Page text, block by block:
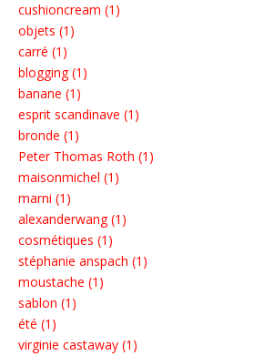
cushioncream (1)
objets (1)
carré (1)
blogging (1)
banane (1)
esprit scandinave (1)
bronde (1)
Peter Thomas Roth (1)
maisonmichel (1)
marni (1)
alexanderwang (1)
cosmétiques (1)
stéphanie anspach (1)
moustache (1)
sablon (1)
été (1)
virginie castaway (1)